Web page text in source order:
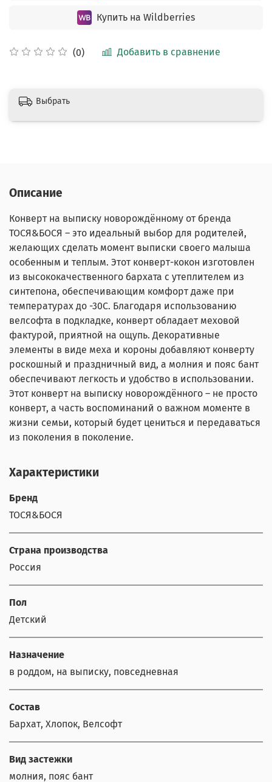
(0) Добавить в сравнение
Купить на Wildberries
Выбрать
Описание
Конверт на выписку новорождённому от бренда
ТОСЯ&БОСЯ – это идеальный выбор для родителей,
желающих сделать момент выписки своего малыша
особенным и теплым. Этот конверт-кокон изготовлен
из высококачественного бархата с утеплителем из
синтепона, обеспечивающим комфорт даже при
температурах до -30С. Благодаря использованию
велсофта в подкладке, конверт обладает меховой
фактурой, приятной на ощупь. Декоративные
элементы в виде меха и короны добавляют конверту
роскошный и праздничный вид, а молния и пояс бант
обеспечивают легкость и удобство в использовании.
Этот конверт на выписку новорождённого – не просто
конверт, а часть воспоминаний о важном моменте в
жизни семьи, который будет цениться и передаваться
из поколения в поколение.
Характеристики
Бренд
ТОСЯ&БОСЯ
Страна производства
Россия
Пол
Детский
Назначение
в роддом, на выписку, повседневная
Состав
Бархат, Хлопок, Велсофт
Вид застежки
молния, пояс бант